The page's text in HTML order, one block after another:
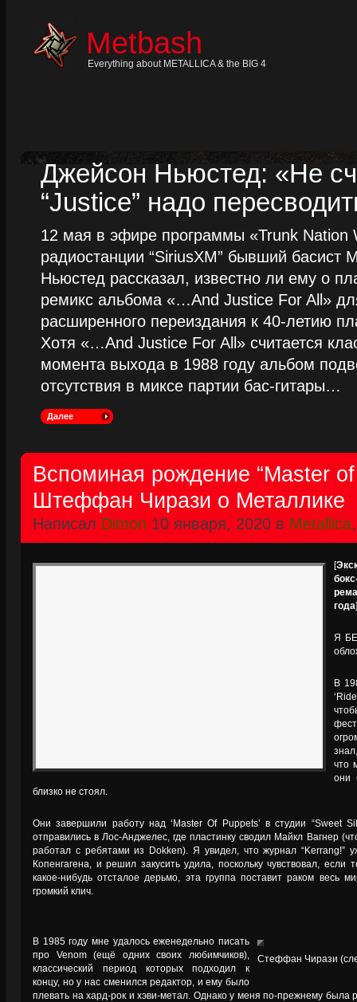
Metbash
Everything about METALLICA & the BIG 4
Джейсон Ньюстед: «Не
“Justice” надо
12 мая в эфире программы «Trunk Nation
радиостанции “SiriusXM” бывший басист
Ньюстед рассказал, известно ли ему о
ремикс альбома «…And Justice For All»
расширенного переиздания к 40-летию
Хотя «…And Justice For All» считается
момента выхода в 1988 году альбом
отсутствия в миксе партии бас-гитары…
Далее
Вспоминая рождение “Master
Штеффан Чирази о Металлике
Написал Dimon 10 января, 2020 в Metallica
[
года]
Я
В
что
они
близко не стоял.
Они завершили работу над ‘Master Of Puppets’ в студии “Sweet
отправились в Лос-Анджелес, где пластинку сводил Майкл Вагнер
работал с ребятами из Dokken). Я увидел, что журнал “Kerrang!”
Копенгагена, и решил закусить удила, поскольку чувствовал,
какое-нибудь отсталое дерьмо, эта группа поставит раком весь
громкий клич.
Стеффан Чирази
В 1985 году мне удалось еженедельно писать
про Venom (ещё одних своих любимчиков),
классический период которых подходил к
концу, но у нас сменился редактор, и ему было
плевать на хард-рок и хэви-метал. Однако у меня по-прежнему была